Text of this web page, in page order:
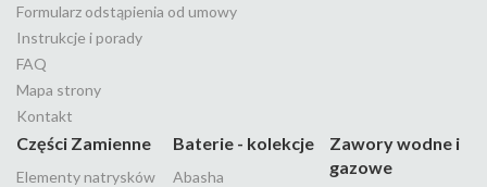
Formularz odstąpienia od umowy
Instrukcje i porady
FAQ
Mapa strony
Kontakt
Części Zamienne
Elementy natrysków
Baterie - kolekcje
Abasha
Zawory wodne i
gazowe